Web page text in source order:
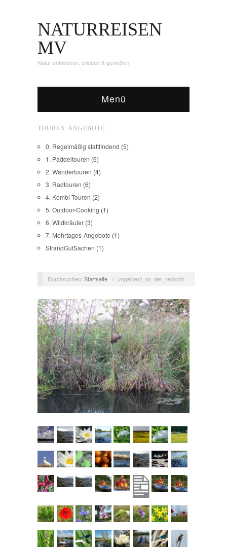
NATURREISEN
MV
Natur entdecken, erleben & genießen
Menü
TOUREN-ANGEBOTE
0. Regelmäßig stattfindend (5)
1. Paddeltouren (6)
2. Wandertouren (4)
3. Radtouren (6)
4. Kombi-Touren (2)
5. Outdoor-Cooking (1)
6. Wildkräuter (3)
7. Mehrtages-Angebote (1)
StrandGutSachen (1)
Durchsuchen: Startseite / vogelnest_an_der_recknitz